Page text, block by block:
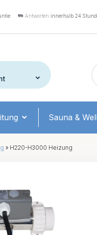
Antworten innerhalb 24
Sauna &
» H220-H3000 Heizung